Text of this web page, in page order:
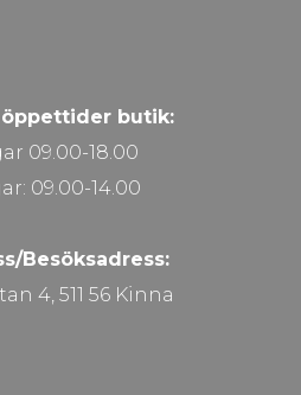
butik:
09.00-18.00
09.00-14.00
Besöksadress:
4, 511 56 Kinna